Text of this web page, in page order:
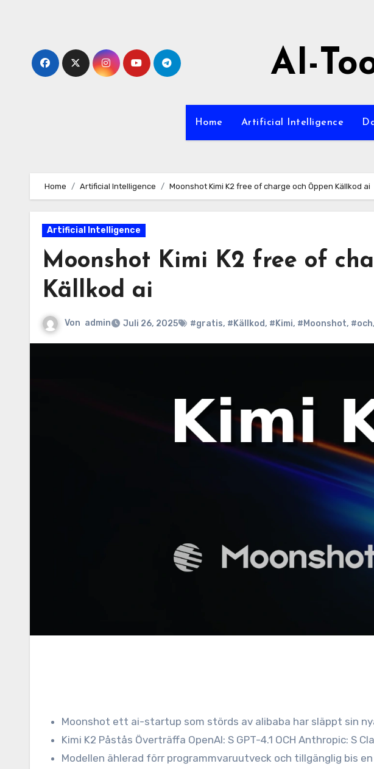
AI-
Home Artificial Intelligence
Home Artificial Intelligence Moonshot Kimi K2 free of charge och Öppen Källkod ai
Artificial Intelligence
Moonshot Kimi K2 free of
Källkod ai
Von admin Juli 26, 2025 #gratis, #Källkod, #Kimi, #Moonshot, #och,
Moonshot ett ai-startup som störds av alibaba har släppt sin
Kimi K2 Påstås Överträffa OpenAI: S GPT-4.1 OCH Anthropic: S
Modellen ählerad förr programmvaruutveck och tillgänglig bis